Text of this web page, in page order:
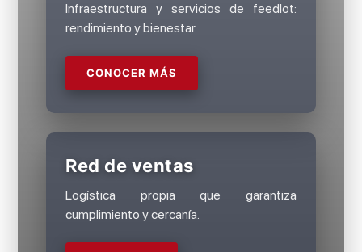
Infraestructura y servicios de feedlot:
rendimiento y bienestar.
CONOCER MÁS
Red de ventas
Logística propia que garantiza
cumplimiento y cercanía.